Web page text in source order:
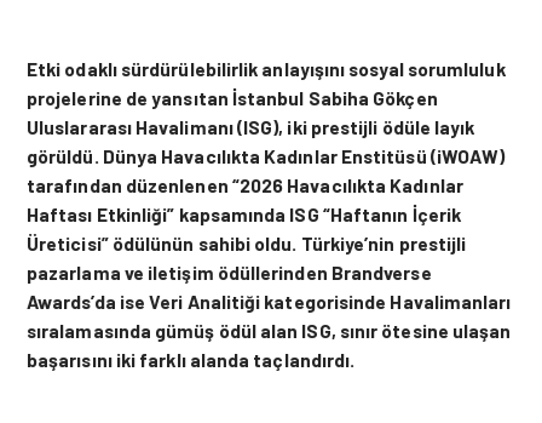
Etki odaklı sürdürülebilirlik anlayışını sosyal sorumluluk
projelerine de yansıtan İstanbul Sabiha Gökçen
Uluslararası Havalimanı (ISG), iki prestijli ödüle layık
görüldü. Dünya Havacılıkta Kadınlar Enstitüsü (iWOAW)
tarafından düzenlenen “2026 Havacılıkta Kadınlar
Haftası Etkinliği” kapsamında ISG “Haftanın İçerik
Üreticisi” ödülünün sahibi oldu. Türkiye’nin prestijli
pazarlama ve iletişim ödüllerinden Brandverse
Awards’da ise Veri Analitiği kategorisinde Havalimanları
sıralamasında gümüş ödül alan ISG, sınır ötesine ulaşan
başarısını iki farklı alanda taçlandırdı.